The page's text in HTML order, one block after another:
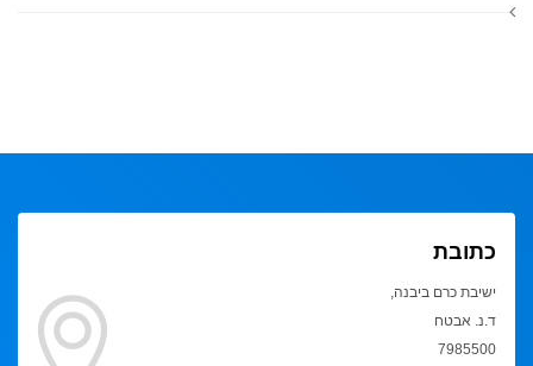
כתובת
ישיבת כרם ביבנה,
ד.נ. אבטח
7985500